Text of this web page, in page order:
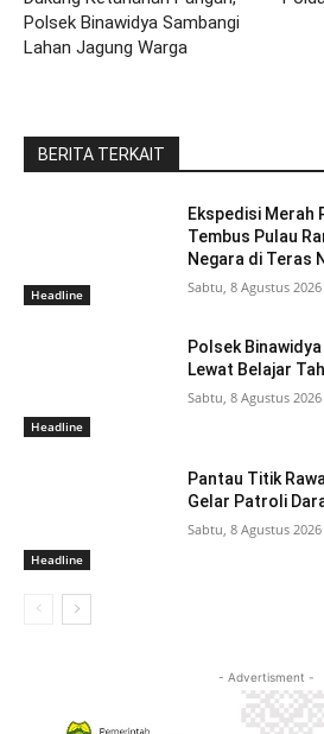
Polsek Binawidya Sambangi
Lahan Jagung Warga
BERITA TERKAIT
Headline
Ekspedisi Merah
Tembus Pulau
Negara di Teras
Sabtu, 8 Agustus 2026
Headline
Polsek
Lewat Belajar
Sabtu, 8 Agustus 2026
Headline
Pantau Titik
Gelar Patroli
Sabtu, 8 Agustus 2026
- Advertisment -